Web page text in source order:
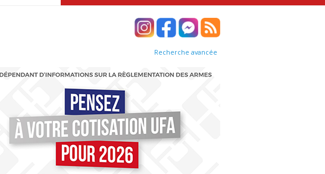
Recherche avancée